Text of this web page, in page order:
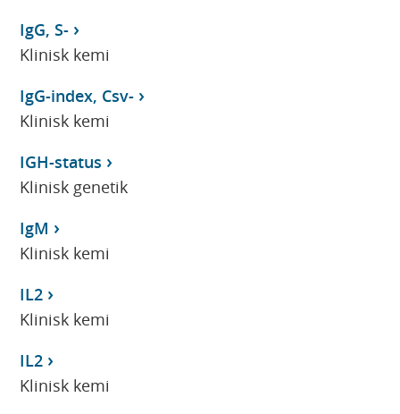
IgG, S-
Klinisk kemi
IgG-index, Csv-
Klinisk kemi
IGH-status
Klinisk genetik
IgM
Klinisk kemi
IL2
Klinisk kemi
IL2
Klinisk kemi